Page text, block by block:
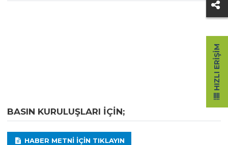
BASIN KURULUŞLARI IÇIN;
HABER METNI IÇIN TIKLAYIN
HIZLI ERIŞIM